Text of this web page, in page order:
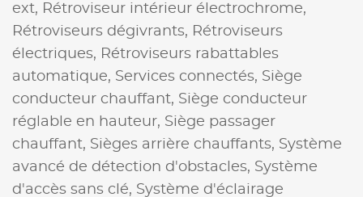
ext, Rétroviseur intérieur électrochrome,
Rétroviseurs dégivrants, Rétroviseurs
électriques, Rétroviseurs rabattables
automatique, Services connectés, Siège
conducteur chauffant, Siège conducteur
réglable en hauteur, Siège passager
chauffant, Sièges arrière chauffants, Système
avancé de détection d'obstacles, Système
d'accès sans clé, Système d'éclairage